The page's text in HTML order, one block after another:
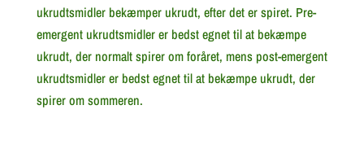
ukrudtsmidler bekæmper ukrudt, efter det er spiret. Pre-
emergent ukrudtsmidler er bedst egnet til at bekæmpe
ukrudt, der normalt spirer om foråret, mens post-emergent
ukrudtsmidler er bedst egnet til at bekæmpe ukrudt, der
spirer om sommeren.